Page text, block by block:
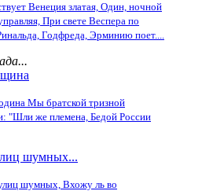
Венеция златая, Один, ночной
При свете Веспера по
Годфреда, Эрминию поет....
Мы братской тризной
"Шли же племена, Бедой России
шумных...
шумных, Вхожу ль во